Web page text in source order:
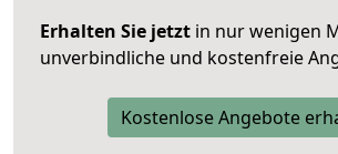
Erhalten Sie jetzt in nur wenigen
unverbindliche und kostenfreie
Kostenlose Angebote